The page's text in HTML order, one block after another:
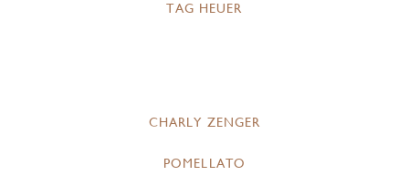
TAG HEUER
CHARLY ZENGER
POMELLATO